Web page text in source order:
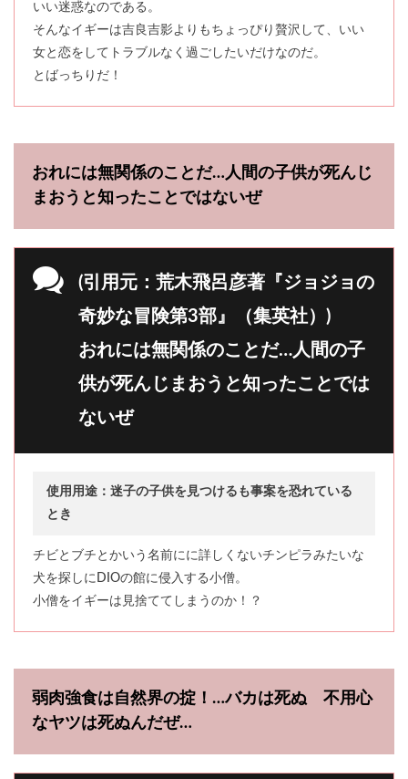
いい迷惑なのである。
そんなイギーは吉良吉影よりもちょっぴり贅沢して、いい
女と恋をしてトラブルなく過ごしたいだけなのだ。
とばっちりだ！
おれには無関係のことだ…人間の子供が死んじ
まおうと知ったことではないぜ
(引用元：荒木飛呂彦著『ジョジョの
奇妙な冒険第3部』（集英社）)
おれには無関係のことだ…人間の子
供が死んじまおうと知ったことでは
ないぜ
使用用途：迷子の子供を見つけるも事案を恐れている
とき
チビとブチとかいう名前にに詳しくないチンピラみたいな
犬を探しにDIOの館に侵入する小僧。
小僧をイギーは見捨ててしまうのか！？
弱肉強食は自然界の掟！…バカは死ぬ 不用心
なヤツは死ぬんだぜ…